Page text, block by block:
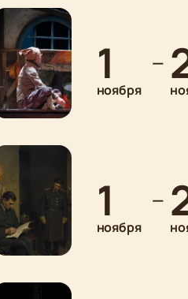
1
ноября
—
1
ноября
—